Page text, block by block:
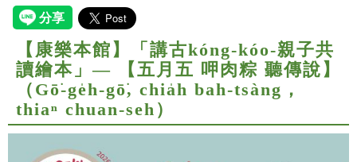
【康樂本館】「講古kóng-kóo-親子共
讀繪本」— 【五月五 呷肉粽 聽傳說】
（Gō͘-ge̍h-gō͘, chia̍h bah-tsàng，
thiaⁿ chuan-seh）